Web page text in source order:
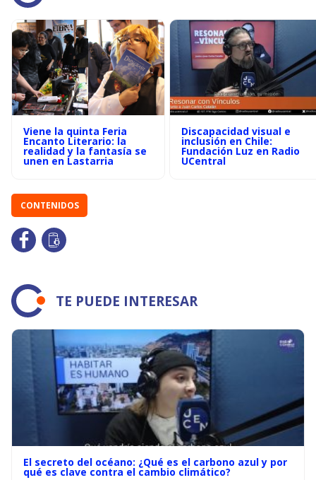
Viene la quinta Feria
Encanto Literario: la
realidad y la fantasía se
unen en Lastarria
Discapacidad visual e
inclusión en Chile:
Fundación Luz en Radio
UCentral
CONTENIDOS
TE PUEDE INTERESAR
El secreto del océano: ¿Qué es el carbono azul y por
qué es clave contra el cambio climático?